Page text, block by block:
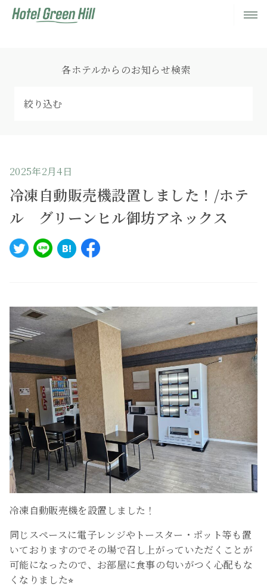
各ホテルからのお知らせ検索
2025年2月4日
冷凍自動販売機設置しました！/ホテ
ル グリーンヒル御坊アネックス
冷凍自動販売機を設置しました！
同じスペースに電子レンジやトースター・ポット等も置
いておりますのでその場で召し上がっていただくことが
可能になったので、お部屋に食事の匂いがつく心配もな
くなりました⭐︎